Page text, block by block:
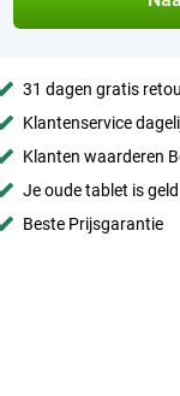
31 dagen gratis
Klantenservice
Klanten waarderen
Je oude tablet is
Beste Prijsgarantie